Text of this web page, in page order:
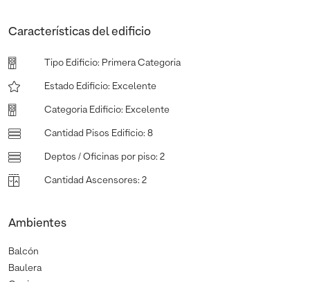
Características del edificio
Tipo Edificio: Primera Categoria
Estado Edificio: Excelente
Categoria Edificio: Excelente
Cantidad Pisos Edificio: 8
Deptos / Oficinas por piso: 2
Cantidad Ascensores: 2
Ambientes
Balcón
Baulera